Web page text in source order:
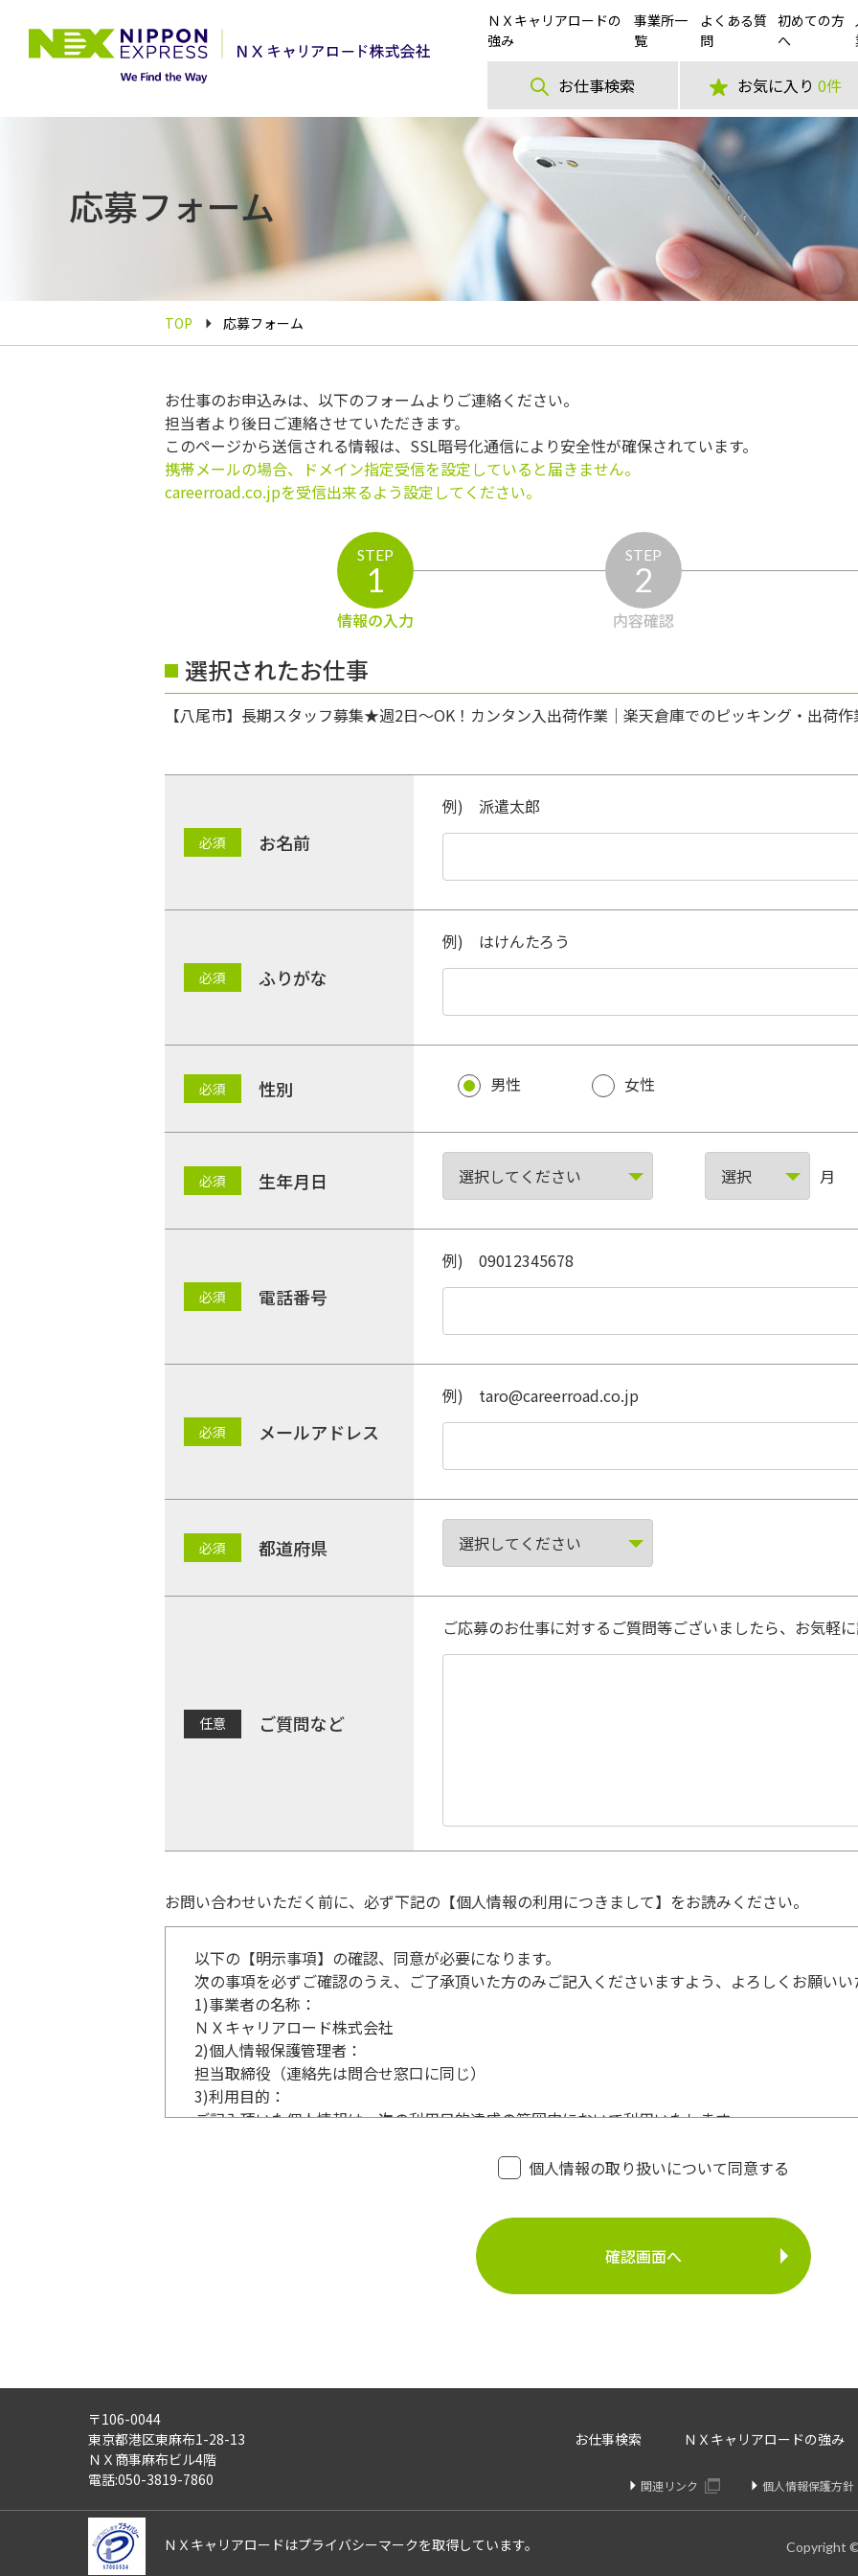
ＮＸキャリアロードの
強み
事業所一
覧
よくある質
問
初めての方
へ
お仕事検索 お気に入り 0件
応募フォーム
TOP 応募フォーム
お仕事のお申込みは、以下のフォームよりご連絡ください。
担当者より後日ご連絡させていただきます。
このページから送信される情報は、SSL暗号化通信により安全性が確保されています。
携帯メールの場合、ドメイン指定受信を設定していると届きません。
careerroad.co.jpを受信出来るよう設定してください。
STEP
1
情報の入力
STEP
2
内容確認
選択されたお仕事
【八尾市】長期スタッフ募集★週2日～OK！カンタン入出荷作業｜楽天倉庫でのピッキング・出荷作
お名前
例) 派遣太郎
ふりがな
例) はけんたろう
性別 男性 女性
生年月日 月
電話番号
例) 09012345678
メールアドレス
例) taro@careerroad.co.jp
都道府県
ご質問など
ご応募のお仕事に対するご質問等ございましたら、お気軽
お問い合わせいただく前に、必ず下記の【個人情報の利用につきまして】をお読みください。
以下の【明示事項】の確認、同意が必要になります。
次の事項を必ずご確認のうえ、ご了承頂いた方のみご記入くださいますよう、よろしくお願いい
1)事業者の名称：
ＮＸキャリアロード株式会社
2)個人情報保護管理者：
担当取締役（連絡先は問合せ窓口に同じ）
3)利用目的：
ご記入頂いた個人情報は、次の利用目的達成の範囲内において利用いたします。
・登録面接に関するご連絡のため
・お問い合わせへのご対応
・お問い合わせ履歴の管理
・サービス向上のための検討資料作成等
ご記入頂いた個人情報について、開示を請求することができます。
また、ご記入頂いた個人情報に誤りや変更があった場合は訂正、追加、削除を請求することがで
さらにまた、個人情報の利用停止、消去、または第三者提供停止を請求することが出来ます。
これらの請求は、次の窓口にて受け付けております。
個人情報の取り扱いについて同意する
〒106-0044
東京都港区東麻布1-28-13
ＮＸ商事麻布ビル4階
電話:050-3819-7860
お仕事検索 ＮＸキャリアロードの強み
関連リンク 個人情報保護方針
ＮＸキャリアロードはプライバシーマークを取得しています。 Copyright